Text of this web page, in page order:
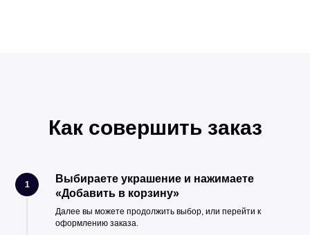
Как совершить заказ
1
Выбираете украшение и нажимаете
«Добавить в корзину»
Далее вы можете продолжить выбор, или перейти к
оформлению заказа.